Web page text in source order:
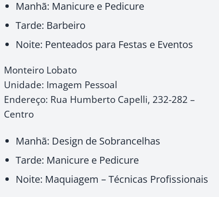
Manhã: Manicure e Pedicure
Tarde: Barbeiro
Noite: Penteados para Festas e Eventos
Monteiro Lobato
Unidade: Imagem Pessoal
Endereço: Rua Humberto Capelli, 232-282 –
Centro
Manhã: Design de Sobrancelhas
Tarde: Manicure e Pedicure
Noite: Maquiagem – Técnicas Profissionais